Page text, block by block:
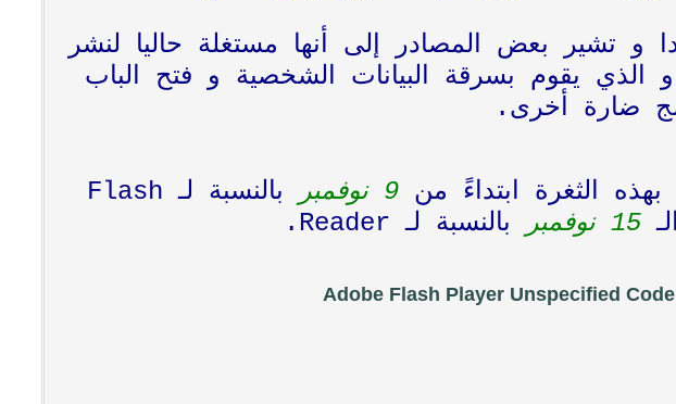
و تشير بعض المصادر إلى أنها مستغلة حاليا لنشر
الذي يقوم بسرقة البيانات الشخصية و فتح الباب
ضارة أخرى.
بهذه الثغرة ابتداءً من
بالنسبة لـ Flash
15 نوفمبر بالنسبة لـ Reader.
Adobe Flash Player Unspecified